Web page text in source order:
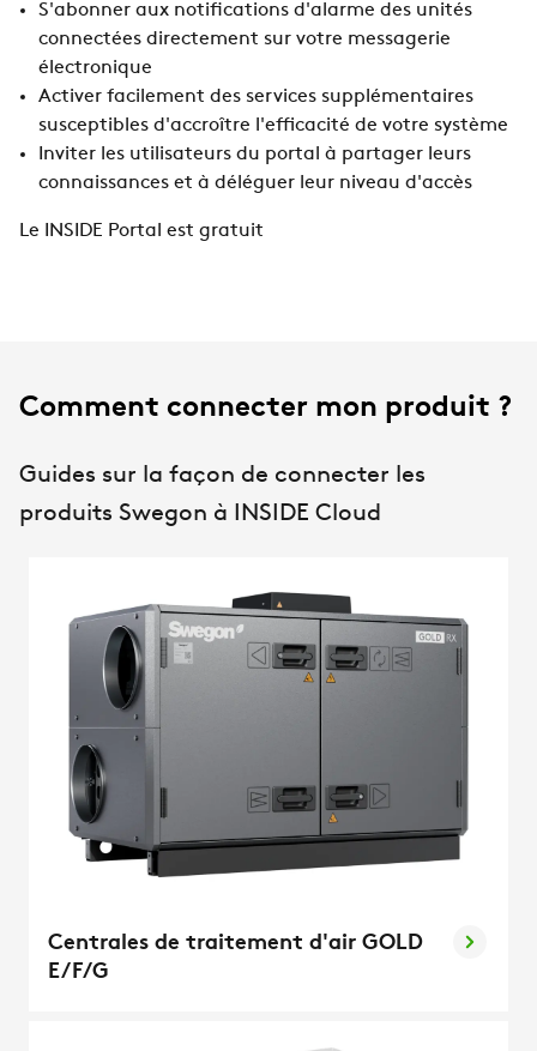
S'abonner aux notifications d'alarme des unités
connectées directement sur votre messagerie
électronique
Activer facilement des services supplémentaires
susceptibles d'accroître l'efficacité de votre système
Inviter les utilisateurs du portal à partager leurs
connaissances et à déléguer leur niveau d'accès
Le INSIDE Portal est gratuit
Comment connecter mon produit ?
Guides sur la façon de connecter les
produits Swegon à INSIDE Cloud
Centrales de traitement d'air GOLD
E/F/G